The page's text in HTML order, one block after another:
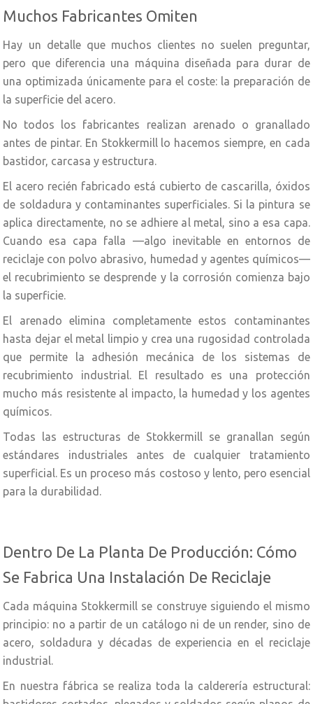
Muchos Fabricantes Omiten
Hay un detalle que muchos clientes no suelen preguntar,
pero que diferencia una máquina diseñada para durar de
una optimizada únicamente para el coste: la preparación de
la superficie del acero.
No todos los fabricantes realizan arenado o granallado
antes de pintar. En Stokkermill lo hacemos siempre, en cada
bastidor, carcasa y estructura.
El acero recién fabricado está cubierto de cascarilla, óxidos
de soldadura y contaminantes superficiales. Si la pintura se
aplica directamente, no se adhiere al metal, sino a esa capa.
Cuando esa capa falla —algo inevitable en entornos de
reciclaje con polvo abrasivo, humedad y agentes químicos—
el recubrimiento se desprende y la corrosión comienza bajo
la superficie.
El arenado elimina completamente estos contaminantes
hasta dejar el metal limpio y crea una rugosidad controlada
que permite la adhesión mecánica de los sistemas de
recubrimiento industrial. El resultado es una protección
mucho más resistente al impacto, la humedad y los agentes
químicos.
Todas las estructuras de Stokkermill se granallan según
estándares industriales antes de cualquier tratamiento
superficial. Es un proceso más costoso y lento, pero esencial
para la durabilidad.
Dentro De La Planta De Producción: Cómo
Se Fabrica Una Instalación De Reciclaje
Cada máquina Stokkermill se construye siguiendo el mismo
principio: no a partir de un catálogo ni de un render, sino de
acero, soldadura y décadas de experiencia en el reciclaje
industrial.
En nuestra fábrica se realiza toda la calderería estructural: